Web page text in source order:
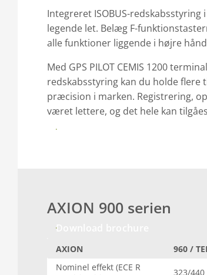
Integreret ISOBUS-
legende let. Belæg F-
alle funktioner liggende i højre
Med GPS PILOT CEMIS 1200
redskabsstyring kan du holde
præcision i marken. Registrering,
været lettere, og det hele kan tilgåes
Læs mere om digitale løsninger
AXION 900 serien
Download brochure
AXION 960 /
Nominel effekt (ECE R
323/440